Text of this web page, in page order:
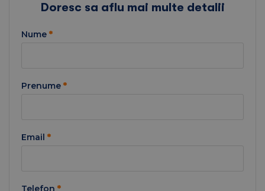
Doresc sa aflu mai multe detalii
Nume *
Prenume *
Email *